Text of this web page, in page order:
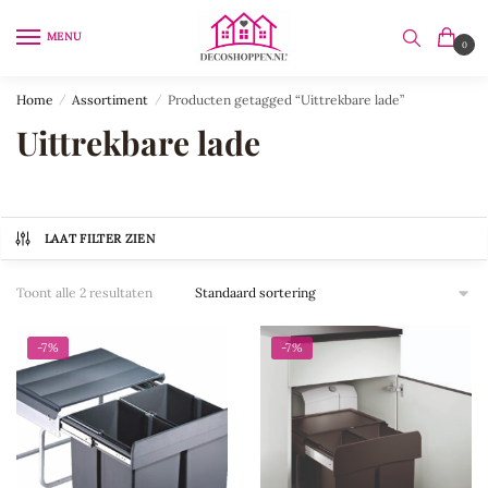
MENU
0
Home / Assortiment / Producten getagged “Uittrekbare lade”
Uittrekbare lade
LAAT FILTER ZIEN
Toont alle 2 resultaten
-7% -7%